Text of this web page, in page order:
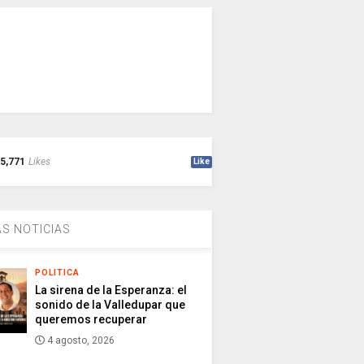
5,771 Likes Like
NOTICIAS
POLITICA
La sirena de la Esperanza: el
sonido de la Valledupar que
queremos recuperar
4 agosto, 2026